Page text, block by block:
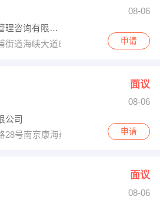
08-06
南京行致远企业管理咨询有限公司
街道海峡大道88号
申请
面议
08-06
公司
28号南京康海药业
申请
面议
08-06